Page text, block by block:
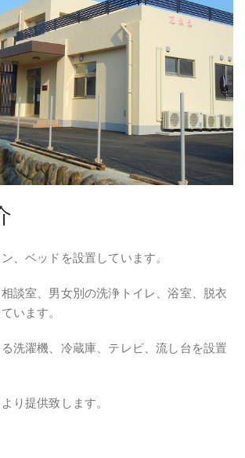
、ベッドを設置しています。
談室、男女別の洗浄トイレ、浴室、脱衣
います。
洗濯機、冷蔵庫、テレビ、流し台を設置
り提供致します。